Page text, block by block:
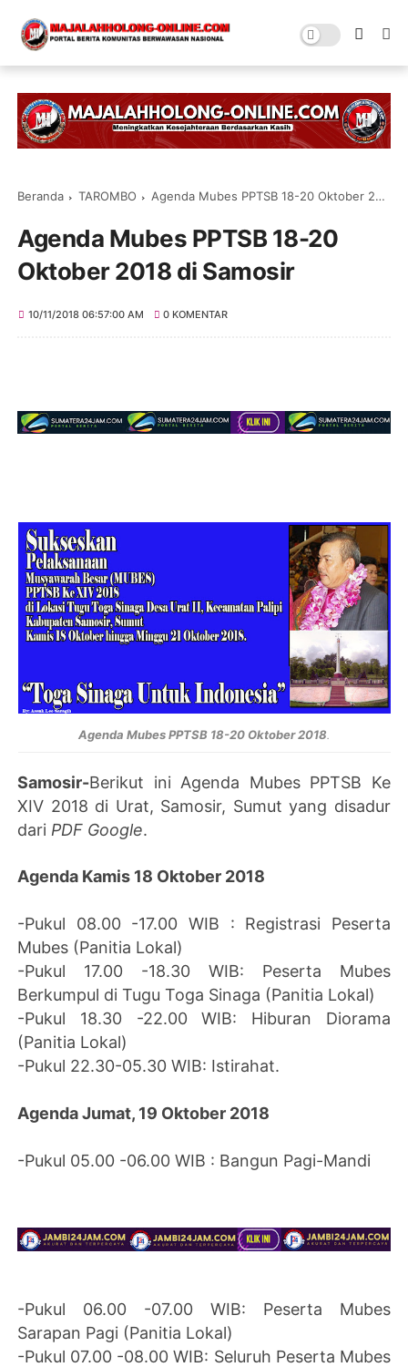
Beranda TAROMBO Agenda Mubes PPTSB 18-20 Oktober 2018 di Samosir
Agenda Mubes PPTSB 18-20
Oktober 2018 di Samosir
10/11/2018 06:57:00 AM 0 KOMENTAR
Agenda Mubes PPTSB 18-20 Oktober 2018.
Samosir-Berikut ini Agenda Mubes PPTSB Ke
XIV 2018 di Urat, Samosir, Sumut yang disadur
dari PDF Google.
Agenda Kamis 18 Oktober 2018
-Pukul 08.00 -17.00 WIB : Registrasi Peserta
Mubes (Panitia Lokal)
-Pukul 17.00 -18.30 WIB: Peserta Mubes
Berkumpul di Tugu Toga Sinaga (Panitia Lokal)
-Pukul 18.30 -22.00 WIB: Hiburan Diorama
(Panitia Lokal)
-Pukul 22.30-05.30 WIB: Istirahat.
Agenda Jumat, 19 Oktober 2018
-Pukul 05.00 -06.00 WIB : Bangun Pagi-Mandi
-Pukul 06.00 -07.00 WIB: Peserta Mubes
Sarapan Pagi (Panitia Lokal)
-Pukul 07.00 -08.00 WIB: Seluruh Peserta Mubes